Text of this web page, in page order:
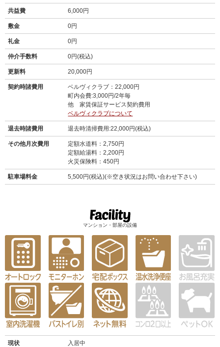
共益費 6,000円
敷金 0円
礼金 0円
仲介手数料 0円(税込)
更新料 20,000円
契約時諸費用
ベルヴィクラブ：22,000円
町内会費:3,000円/2年毎
他 家賃保証サービス契約費用
ベルヴィクラブについて
退去時諸費用 退去時清掃費用:22,000円(税込)
その他月次費用
定額水道料：2,750円
定額給湯料：2,200円
火災保険料：450円
駐車場料金 5,500円(税込)(※空き状況はお問い合わせ下さい)
マンション・部屋の設備
現状 入居中